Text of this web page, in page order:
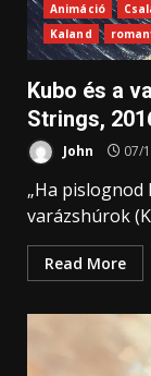
Animáció
Kaland
Kubo és a
Strings,
John 07/
„Ha pislognod
varázshúrok
Read More